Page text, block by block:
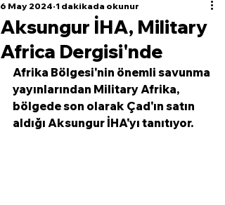
Aksungur İHA, Military
Africa Dergisi'nde
6 May 2024 1 dakikada okunur
Afrika Bölgesi'nin önemli savunma
yayınlarından Military Afrika,
bölgede son olarak Çad'ın satın
aldığı Aksungur İHA'yı tanıtıyor.